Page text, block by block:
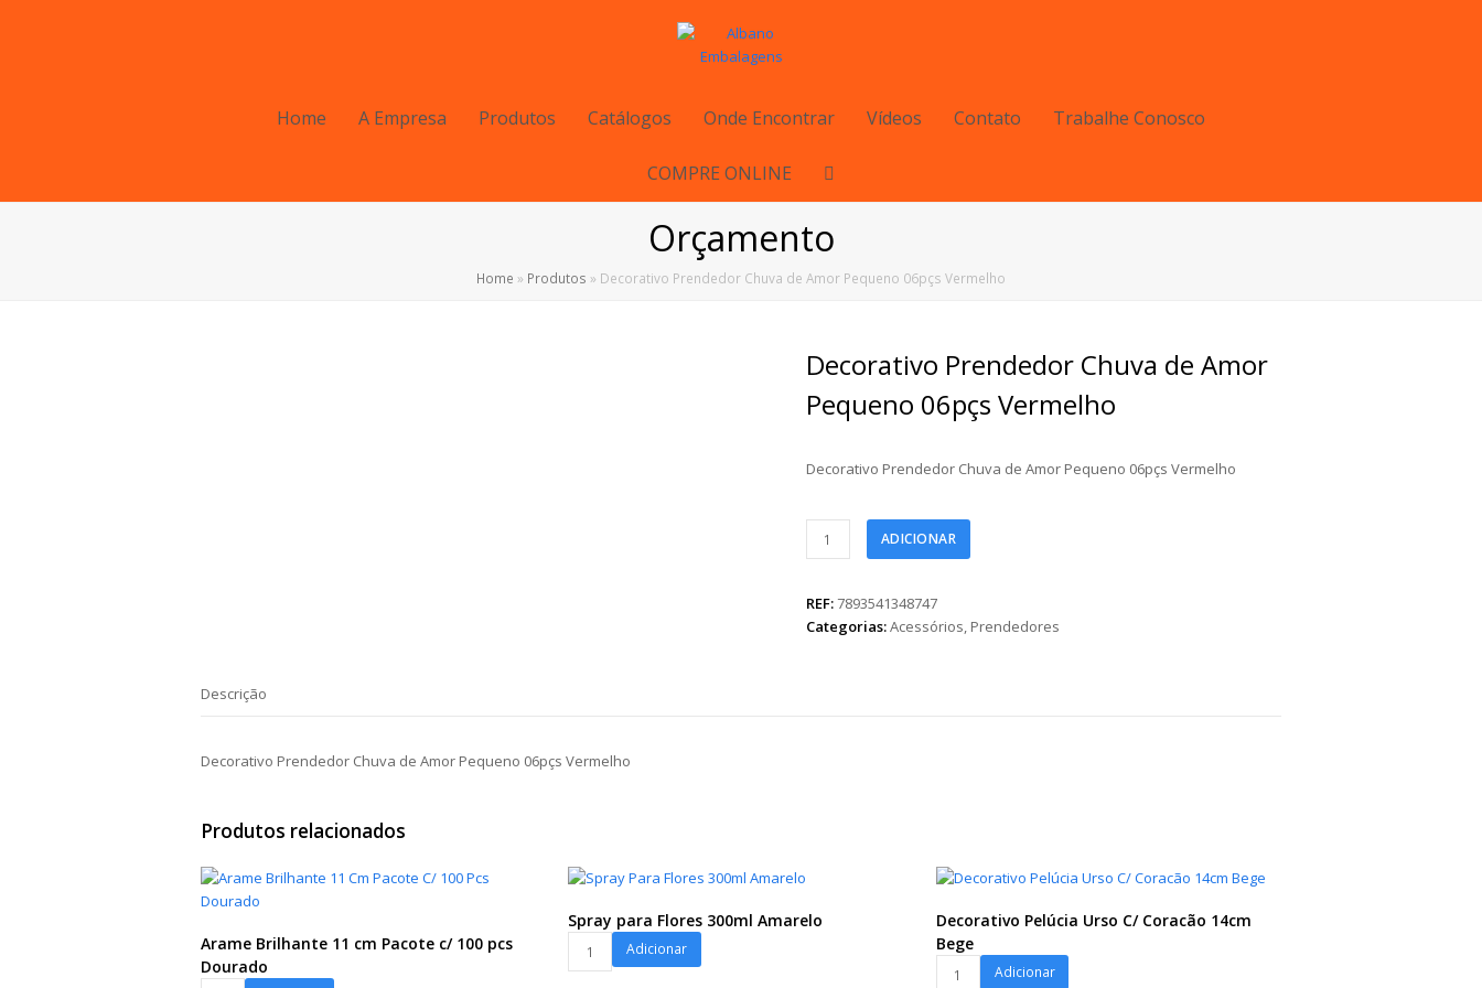
Home A Empresa Produtos Catálogos Onde Encontrar Vídeos Contato Trabalhe Conosco
COMPRE ONLINE
Orçamento
Home » Produtos » Decorativo Prendedor Chuva de Amor Pequeno 06pçs Vermelho
Decorativo Prendedor Chuva de Amor
Pequeno 06pçs Vermelho
Decorativo Prendedor Chuva de Amor Pequeno 06pçs Vermelho
Prendedor
de
Amor
ADICIONAR
REF:7893541348747
Categorias:Acessórios, Prendedores
Descrição
Decorativo Prendedor Chuva de Amor Pequeno 06pçs Vermelho
Produtos relacionados
Arame Brilhante 11 cm Pacote c/ 100 pcs
Dourado
Spray para Flores 300ml Amarelo
Adicionar
Decorativo Pelúcia Urso C/ Coracão 14cm
Bege
DecorativoAdicionar